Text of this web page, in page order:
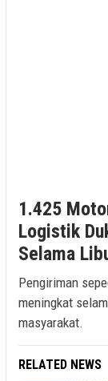
1.425
Logistik
Selama
Pengiriman
meningkat
masyarakat.
RELATED NEWS